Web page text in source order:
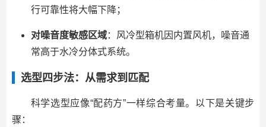
行可靠性将大幅下降；
对噪音度敏感区域：风冷型箱机因内置风机，噪音通
常高于水冷分体式系统。
选型四步法：从需求到匹配
科学选型应像“配药方”一样综合考量。以下是关键步
骤：